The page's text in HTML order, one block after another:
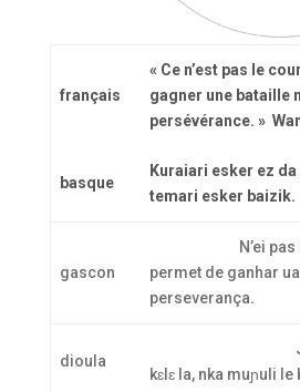
français
« Ce n’est pas le
gagner une bataille
persévérance. »
basque
Kuraiari esker ez
temari esker baizik.
gascon
N’ei pas lo
permet de ganhar
perseverança.
dioula
Jagɛlɛya
kɛlɛ la, nka muɲuli le